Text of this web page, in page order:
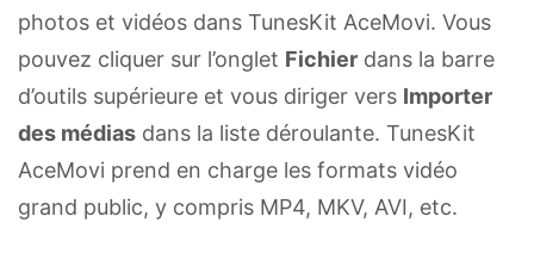
photos et vidéos dans TunesKit AceMovi. Vous
pouvez cliquer sur l’onglet Fichier dans la barre
d’outils supérieure et vous diriger vers Importer
des médias dans la liste déroulante. TunesKit
AceMovi prend en charge les formats vidéo
grand public, y compris MP4, MKV, AVI, etc.